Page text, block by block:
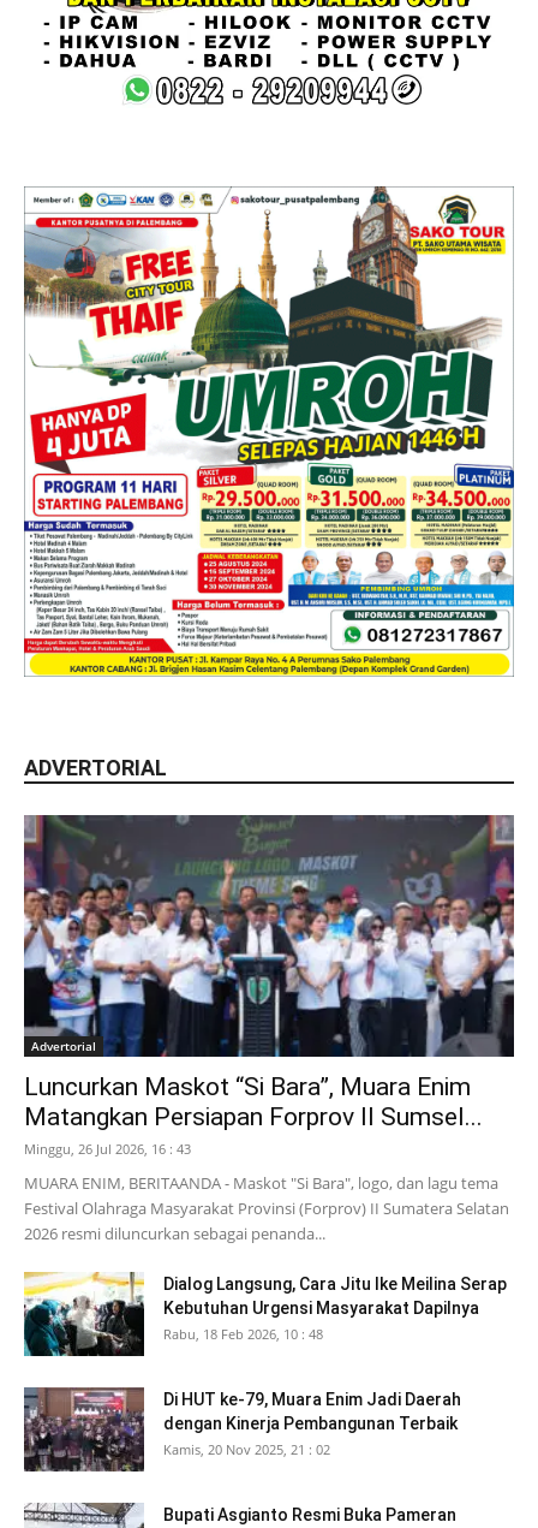
ADVERTORIAL
Advertorial
Luncurkan Maskot “Si Bara”, Muara Enim
Matangkan Persiapan Forprov II Sumsel...
Minggu, 26 Jul 2026, 16 : 43
MUARA ENIM, BERITAANDA - Maskot "Si Bara", logo, dan lagu tema
Festival Olahraga Masyarakat Provinsi (Forprov) II Sumatera Selatan
2026 resmi diluncurkan sebagai penanda...
Dialog Langsung, Cara Jitu Ike Meilina Serap
Kebutuhan Urgensi Masyarakat Dapilnya
Rabu, 18 Feb 2026, 10 : 48
Di HUT ke-79, Muara Enim Jadi Daerah
dengan Kinerja Pembangunan Terbaik
Kamis, 20 Nov 2025, 21 : 02
Bupati Asgianto Resmi Buka Pameran